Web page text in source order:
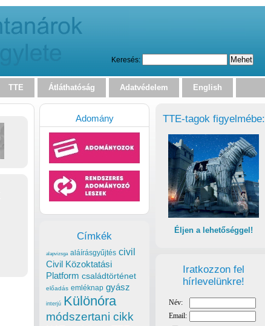
Keresés:
TTE Átláthatóság Adatvédelem English
TTE-tagok figyelmébe:
Éljen a lehetőséggel!
Iratkozzon fel
hírlevelünkre!
Adomány
Címkék
alapvizsga aláírásgyűjtés civil
Civil Közoktatási
Platform családtörténet
előadás emléknap gyász
interjú Különóra
módszertani cikk